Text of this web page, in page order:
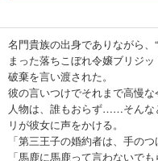
名門貴族の出身でありながら、
まった落ちこぼれ令嬢ブリジ
破棄を言い渡された。
彼の言いつけでそれまで高慢
人物は、誰もおらず……そんな
リが彼女に声をかける。
「第三王子の婚約者は、手の
「馬鹿に馬鹿って言わないでも